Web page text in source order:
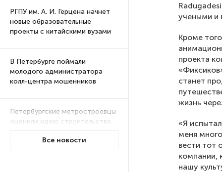
РГПУ им. А. И. Герцена начнет
новые образовательные
проекты с китайскими вузами
В Петербурге поймали
молодого администратора
колл-центра мошенников
Петербургские метростроевцы
оценили идею строительства
«Театральная»Все новости
учеными и
Кроме
проекта
станет
жизнь
«Я
меня
вести тот
компании,
нашу